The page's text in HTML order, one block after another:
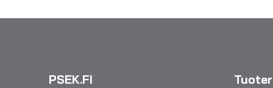
PSEK.FI